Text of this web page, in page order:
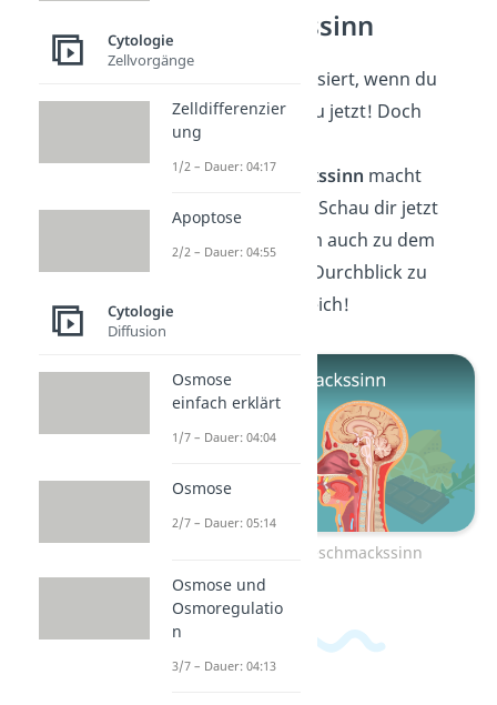
Geschmackssinn
Was im Körper passiert, wenn du
nichts isst, weißt du jetzt! Doch
durch
deinenGeschmackssinn macht
Essen sogar Spaß! Schau dir jetzt
an, um auch zu dem
Thema den vollen Durchblick zu
bekommen. Bis gleich!
Zum Video: Geschmackssinn
Cytologie
Zellvorgänge
Zelldifferenzier
ung
1/2 – Dauer: 04:17
Apoptose
2/2 – Dauer: 04:55
Cytologie
Diffusion
Osmose
einfach erklärt
1/7 – Dauer: 04:04
Osmose
2/7 – Dauer: 05:14
Osmose und
Osmoregulatio
n
3/7 – Dauer: 04:13